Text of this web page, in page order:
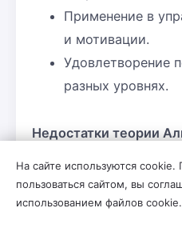
Применение в
и мотивации.
Удовлетворение
разных уровнях.
Недостатки теории
Критика и
других ученых и
На сайте используются
пользоваться сайтом, вы
использованием файлов cookie.